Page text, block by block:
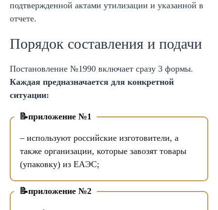
подтвержденной актами утилизации и указанной в
отчете.
Порядок составления и подачи
Постановление №1990 включает сразу 3 формы.
Каждая предназначается для конкретной
ситуации:
приложение №1
– используют российские изготовители, а
также организации, которые завозят товары
(упаковку) из ЕАЭС;
приложение №2